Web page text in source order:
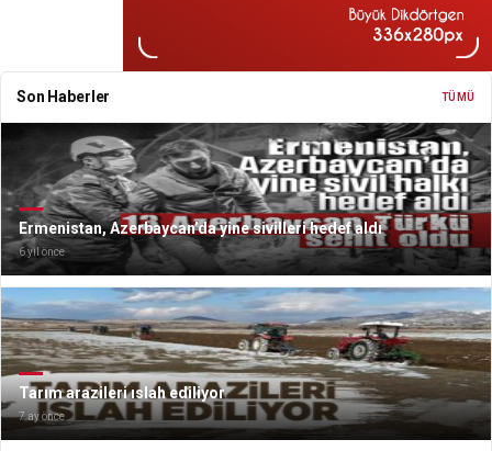
Son Haberler TÜMÜ
Ermenistan, Azerbaycan’da yine sivilleri hedef aldı
6 yıl önce
Tarım arazileri ıslah ediliyor
7 ay önce